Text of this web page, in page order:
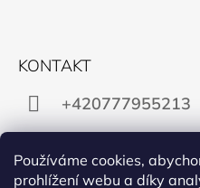
Používáme cookies,
prohlížení webu a díky
KONTAKT
+420777955213